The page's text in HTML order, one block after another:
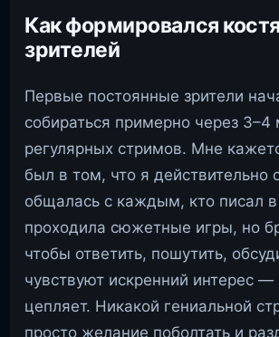
Как формировался
зрителей
Первые постоянные зрители
собираться примерно через 3–4
регулярных стримов. Мне
был в том, что я действительно
общалась с каждым, кто писал в
проходила сюжетные игры, но
чтобы ответить, пошутить,
чувствуют искренний интерес —
цепляет. Никакой гениальной
просто желание поболтать и